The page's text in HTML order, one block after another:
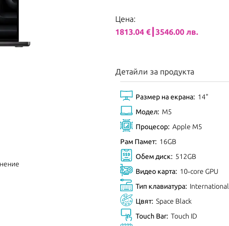
Цена:
1813.04 €┃3546.00 лв.
Детайли за продукта
Размер на екрана: 14"
Модел: M5
Процесор: Apple M5
Рам Памет: 16GB
Обем диск: 512GB
Видео карта: 10‑core GPU
Тип клавиатура: International
Цвят: Space Black
Touch Bar: Touch ID